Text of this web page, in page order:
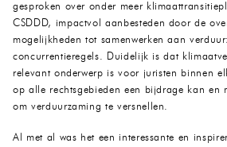
gesproken over onder meer
CSDDD, impactvol aanbesteden door de
mogelijkheden tot samenwerken aan
concurrentieregels. Duidelijk is dat
relevant onderwerp is voor juristen binnen
op alle rechtsgebieden een bijdrage kan en
om verduurzaming te versnellen.
Al met al was het een interessante en